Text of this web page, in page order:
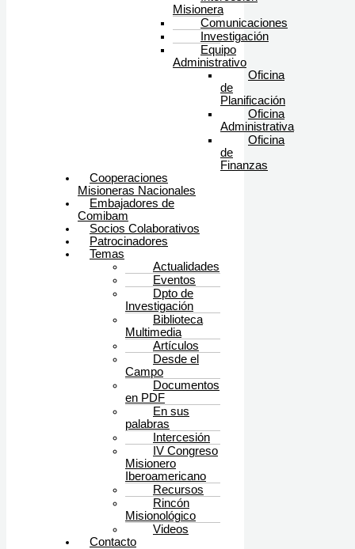
Misionera
Comunicaciones
Investigación
Equipo
Administrativo
Oficina
de
Planificación
Oficina
Administrativa
Oficina
de
Finanzas
Cooperaciones
Misioneras Nacionales
Embajadores de
Comibam
Socios Colaborativos
Patrocinadores
Temas
Actualidades
Eventos
Dpto de
Investigación
Biblioteca
Multimedia
Artículos
Desde el
Campo
Documentos
en PDF
En sus
palabras
Intercesión
IV Congreso
Misionero
Iberoamericano
Recursos
Rincón
Misionológico
Videos
Contacto